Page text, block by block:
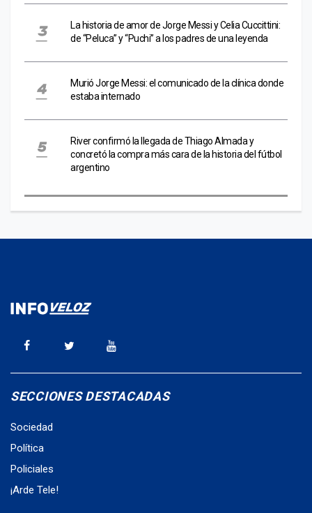
La historia de amor de Jorge Messi y Celia Cuccittini:
de “Peluca” y “Puchi” a los padres de una leyenda
Murió Jorge Messi: el comunicado de la clínica donde
estaba internado
River confirmó la llegada de Thiago Almada y
concretó la compra más cara de la historia del fútbol
argentino
SECCIONES DESTACADAS
Sociedad
Política
Policiales
¡Arde Tele!